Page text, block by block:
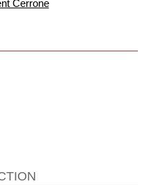
- 15/12/25
2025 Futuria Production à
Nationale de LYON
- Philharmonie de Paris
21 Septembre
Cerrone